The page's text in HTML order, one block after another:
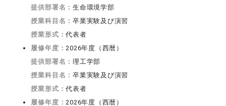
提供部署名：生命環境学部
授業科目名：卒業実験及び演習
授業形式：代表者
履修年度： 2026年度（西暦）
提供部署名：理工学部
授業科目名：卒業実験及び演習
授業形式：代表者
履修年度： 2026年度（西暦）